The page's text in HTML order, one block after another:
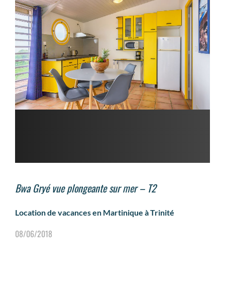
Bwa Gryé vue plongeante sur mer – T2
Location de vacances en Martinique à Trinité
08/06/2018